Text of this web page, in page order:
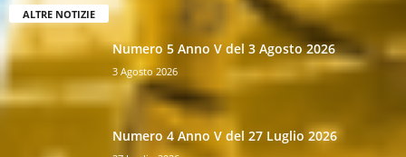
ALTRE NOTIZIE
Numero 5 Anno V del 3 Agosto 2026
3 Agosto 2026
Numero 4 Anno V del 27 Luglio 2026